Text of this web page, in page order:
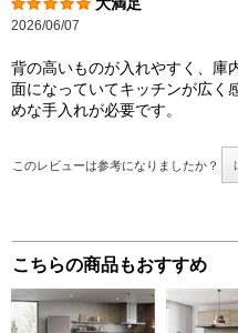
2026/06/07
背の高いものが入れやすく、庫
面になっていてキッチンが広く
めな手入れが必要です。
このレビューは参考になりましたか？
こちらの商品もおすすめ